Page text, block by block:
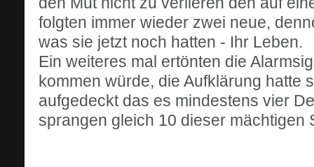
folgten immer wieder zwei neue,
was sie jetzt noch hatten - Ihr Leben.
Ein weiteres mal ertönten die
kommen würde, die Aufklärung hatte
aufgedeckt das es mindestens vier
sprangen gleich 10 dieser mächtigen